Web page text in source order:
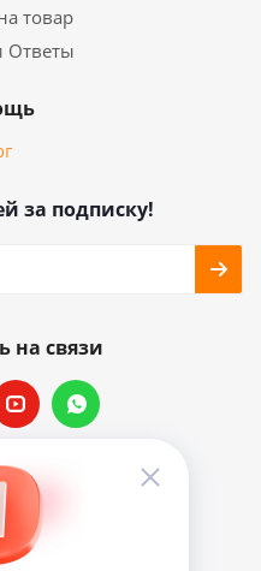
товар
Ответы
за подписку!
на связи